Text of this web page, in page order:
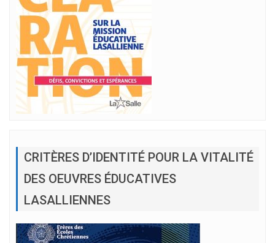
CRITÈRES D’IDENTITÉ POUR LA VITALITÉ
DES OEUVRES ÉDUCATIVES
LASALLIENNES